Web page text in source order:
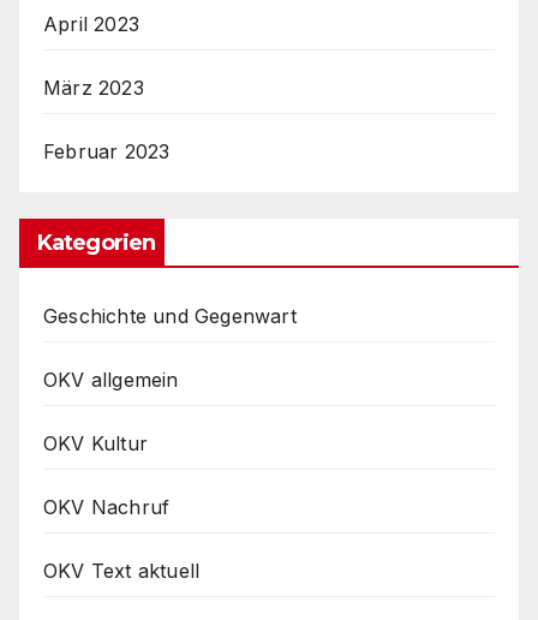
April 2023
März 2023
Februar 2023
Kategorien
Geschichte und Gegenwart
OKV allgemein
OKV Kultur
OKV Nachruf
OKV Text aktuell